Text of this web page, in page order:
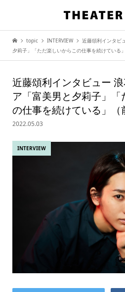
topic INTERVIEW
近藤頌利インタビ
夕莉子」「ただ楽しいからこの仕事を続けている」
近藤頌利インタビュー
ア「富美男と夕莉子」「
の仕事を続けている」（
2022.05.03
INTERVIEW